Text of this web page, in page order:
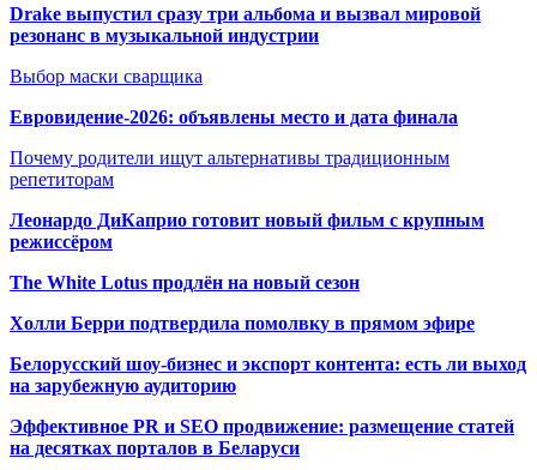
Drake выпустил сразу три альбома и вызвал мировой
резонанс в музыкальной индустрии
Выбор маски сварщика
Евровидение-2026: объявлены место и дата финала
Почему родители ищут альтернативы традиционным
репетиторам
Леонардо ДиКаприо готовит новый фильм с крупным
режиссёром
The White Lotus продлён на новый сезон
Холли Берри подтвердила помолвку в прямом эфире
Белорусский шоу-бизнес и экспорт контента: есть ли выход
на зарубежную аудиторию
Эффективное PR и SEO продвижение: размещение статей
на десятках порталов в Беларуси